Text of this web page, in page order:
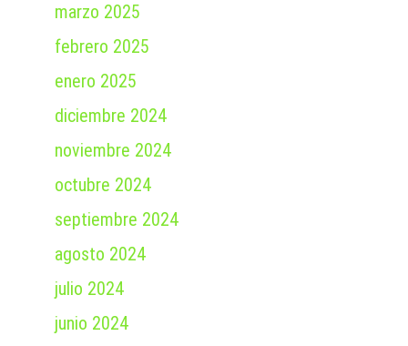
marzo 2025
febrero 2025
enero 2025
diciembre 2024
noviembre 2024
octubre 2024
septiembre 2024
agosto 2024
julio 2024
junio 2024